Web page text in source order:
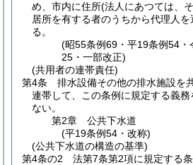
め、市内に住所(法人にあつては、
居所を有する者のうちから代理人
る。
(昭55条例69・平19条例54・
25・一部改正)
(共用者の連帯責任)
第4条
排水設備その他の排水施設を
連帯して、この条例に規定する義
ない。
第2章
公共下水道
(平19条例54・改称)
(公共下水道の構造の基準)
第4条の2
法第7条第2項に規定する